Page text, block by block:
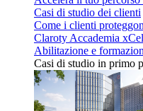
Casi di studio dei clienti
Come i clienti
Claroty Accademia xCel
Abilitazione e
Casi di studio in primo